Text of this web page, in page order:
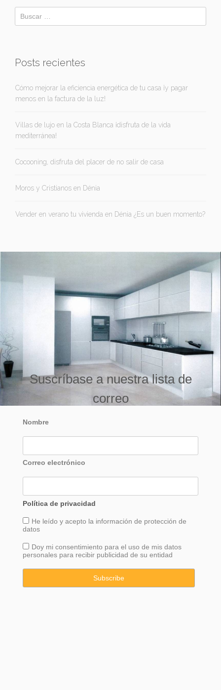
Posts recientes
Cómo mejorar la eficiencia energética de tu casa ¡y pagar
menos en la factura de la luz!
Villas de lujo en la Costa Blanca ¡disfruta de la vida
mediterránea!
Cocooning, disfruta del placer de no salir de casa
Moros y Cristianos en Dénia
Vender en verano tu vivienda en Dénia ¿Es un buen momento?
Suscríbase a nuestra lista de
correo
Nombre
Correo electrónico
Política de privacidad
He leído y acepto la información de protección de
datos
Doy mi consentimiento para el uso de mis datos
personales para recibir publicidad de su entidad